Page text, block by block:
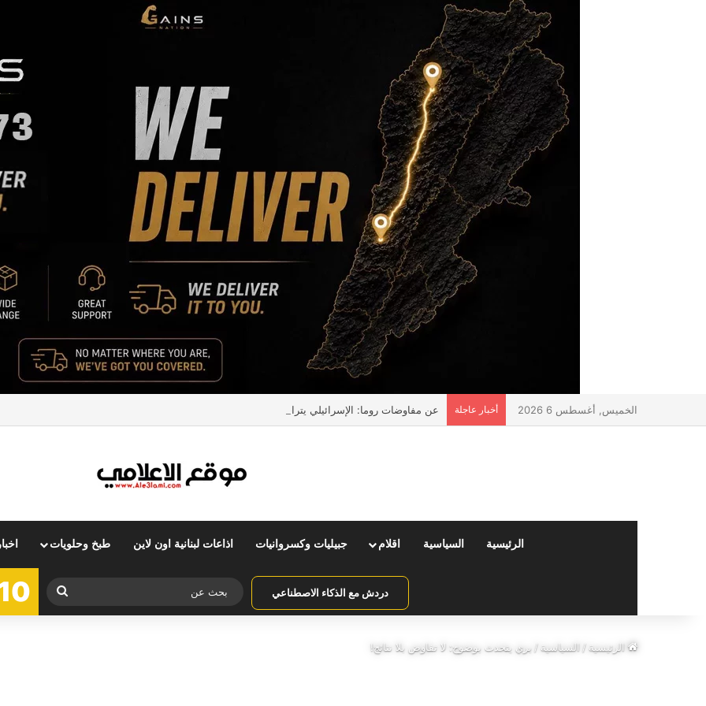
الخميس, أغسطس 6 2026 أخبار عاجلة عن مفاوضات روما: الإسرائيلي يتراجع عن موقفه… و”Fake news”
الرئيسية السياسية اقلام جبيليات وكسروانيات اذاعات لبنانية اون لاين طبخ وحلويات
دردش مع الذكاء الاصطناعي
بحث
عن
الرئيسية/ السياسية/ بري يتحدث بوضوح: لا تفاوض بلا نتائج!